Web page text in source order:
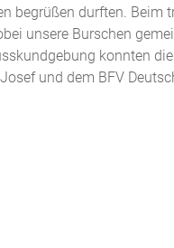
durften.
unsere Burschen
konnten
und dem BFV